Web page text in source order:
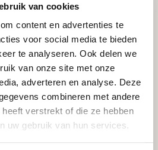
van cookies
content en advertenties te
voor social media te bieden
te analyseren. Ook delen we
van onze site met onze
adverteren en analyse. Deze
combineren met andere
verstrekt of die ze hebben
uw gebruik van hun services.